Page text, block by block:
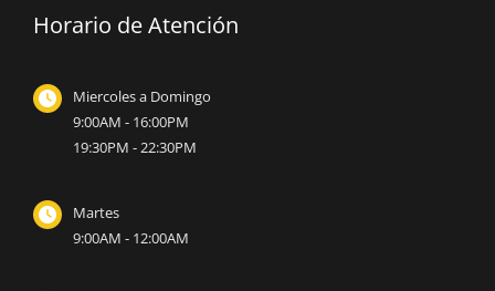
Horario de Atención
Miercoles a Domingo
9:00AM - 16:00PM
19:30PM - 22:30PM
Martes
9:00AM - 12:00AM